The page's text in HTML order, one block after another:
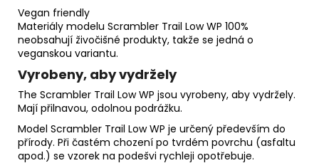
Vegan friendly
Materiály modelu Scrambler Trail Low WP 100%
neobsahují živočišné produkty, takže se jedná o
veganskou variantu.
Vyrobeny, aby vydržely
The Scrambler Trail Low WP jsou vyrobeny, aby vydržely.
Mají přilnavou, odolnou podrážku.
Model Scrambler Trail Low WP je určený především do
přírody. Při častém chození po tvrdém povrchu (asfaltu
apod.) se vzorek na podešvi rychleji opotřebuje.